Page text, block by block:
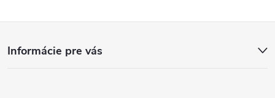
Informácie pre vás